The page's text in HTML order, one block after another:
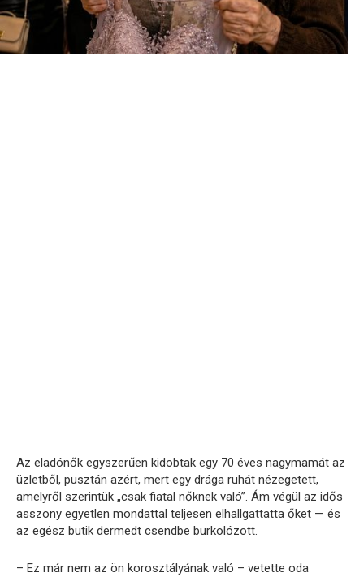
Az eladónők egyszerűen kidobtak egy 70 éves nagymamát az
üzletből, pusztán azért, mert egy drága ruhát nézegetett,
amelyről szerintük „csak fiatal nőknek való”. Ám végül az idős
asszony egyetlen mondattal teljesen elhallgattatta őket — és
az egész butik dermedt csendbe burkolózott.
– Ez már nem az ön korosztályának való – vetette oda